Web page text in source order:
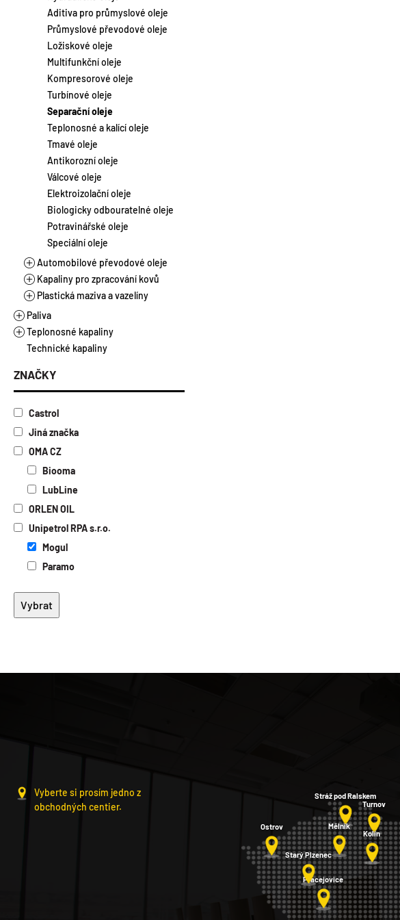
Laky
Suspenze
Tmely
Chladicí kapaliny
Brzdové kapaliny
Aditiva pro autochemii
Motocykly a skútry
Stacionární a plynové motory
Vlaková a lodní doprava
Zahradní a lesní technika
Zemědělství a těžká technika
Aditiva pro průmyslové oleje
Průmyslové převodové oleje
Ložiskové oleje
Multifunkční oleje
Kompresorové oleje
Turbínové oleje
Separační oleje
Teplonosné a kalící oleje
Tmavé oleje
Antikorozní oleje
Válcové oleje
Elektroizolační oleje
Biologicky odbouratelné oleje
Potravinářské oleje
Speciální oleje
Automobilové převodové oleje
Manuální převodovky
Automatické převodovky
Kapaliny pro zpracování kovů
Řezné oleje vodou mísitelné
Řezné oleje vodou nemísitelné
Plastická maziva a vazelíny
Plastická maziva
Vazelíny
Paliva
Alkylátová paliva
Ethanol E85
Topný olej
Teplonosné kapaliny
Topné a chladicí kapaliny
Technické kapaliny
ZNAČKY
Castrol
Jiná značka
OMA CZ
Biooma
LubLine
ORLEN OIL
Unipetrol RPA s.r.o.
Mogul
Paramo
Vyberte si prosím jedno z
obchodných centier.
Stráž pod Ralskem
Mělník
Ostrov
Turnov
Pracejovice
Kolín
Starý Plzenec